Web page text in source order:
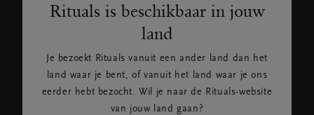
Rituals is beschikbaar in jouw
land
Je bezoekt Rituals vanuit een ander land dan het
land waar je bent, of vanuit het land waar je ons
eerder hebt bezocht. Wil je naar de Rituals-website
van jouw land gaan?
Blijf op de
hoogte
Meld je aan voor het laatste
Rituals-nieuws en ontvang
exclusieve aanbiedingen.